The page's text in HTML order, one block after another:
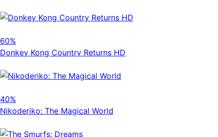
60%
Donkey Kong Country Returns HD
40%
Nikoderiko: The Magical World